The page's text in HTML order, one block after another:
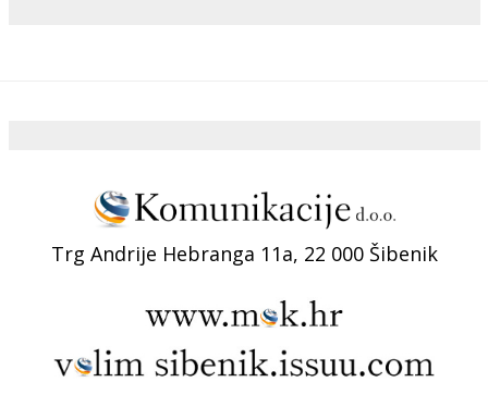
Trg Andrije Hebranga 11a, 22 000 Šibenik